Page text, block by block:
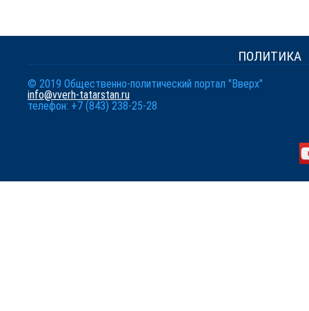
ПОЛИТИКА
© 2019 Общественно-политический портал "Вверх"
info@vverh-tatarstan.ru
телефон: +7 (843) 238-25-28